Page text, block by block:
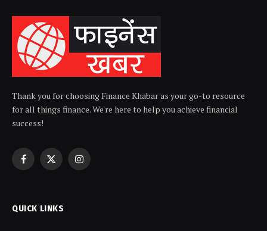
Thank you for choosing Finance Khabar as your go-to resource
for all things finance. We're here to help you achieve financial
success!
Facebook
X
Instagram
QUICK LINKS